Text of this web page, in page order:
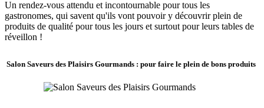
Un rendez-vous attendu et incontournable pour tous les
gastronomes, qui savent qu'ils vont pouvoir y découvrir plein de
produits de qualité pour tous les jours et surtout pour leurs tables de
réveillon !
Salon Saveurs des Plaisirs Gourmands : pour faire le plein de bons produits